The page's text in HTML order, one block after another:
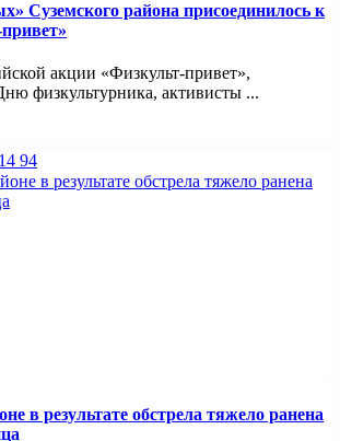
Суземского района присоединилось к
акции «Физкульт-привет»,
физкультурника, активисты ...
94
в результате обстрела тяжело ранена